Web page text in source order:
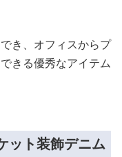
き、オフィスからプ
きる優秀なアイテム
ット装飾デニム